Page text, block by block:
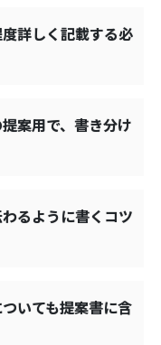
詳しく記載する必
案用で、書き分け
るように書くコツ
いても提案書に含